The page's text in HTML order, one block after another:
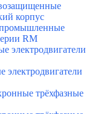
корпус
RM
электродвигатели
электродвигатели
трёхфазные